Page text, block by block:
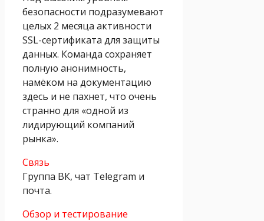
безопасности подразумевают
целых 2 месяца активности
SSL-сертификата для защиты
данных. Команда сохраняет
полную анонимность,
намёком на документацию
здесь и не пахнет, что очень
странно для «одной из
лидирующий компаний
рынка».
Связь
Группа ВК, чат Telegram и
почта.
Обзор и тестирование